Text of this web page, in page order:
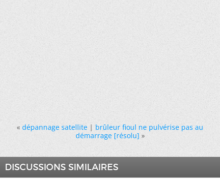
« dépannage satellite|brûleur fioul ne pulvérise pas au
démarrage [résolu] »
DISCUSSIONS SIMILAIRES